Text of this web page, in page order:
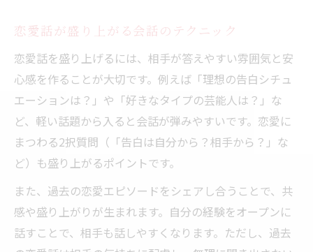
恋愛話が盛り上がる会話のテクニック
恋愛話を盛り上げるには、相手が答えやすい雰囲気と安
心感を作ることが大切です。例えば「理想の告白シチュ
エーションは？」や「好きなタイプの芸能人は？」な
ど、軽い話題から入ると会話が弾みやすいです。恋愛に
まつわる2択質問（「告白は自分から？相手から？」な
ど）も盛り上がるポイントです。
また、過去の恋愛エピソードをシェアし合うことで、共
感や盛り上がりが生まれます。自分の経験をオープンに
話すことで、相手も話しやすくなります。ただし、過去